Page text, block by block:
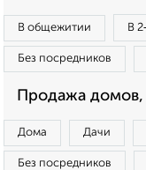
В общежитии В
Без посредников
Продажа домов,
Дома Дачи
Без посредников